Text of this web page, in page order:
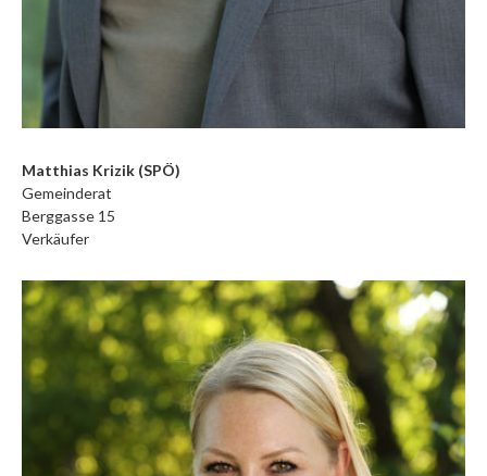
Matthias Krizik (SPÖ)
Gemeinderat
Berggasse 15
Verkäufer